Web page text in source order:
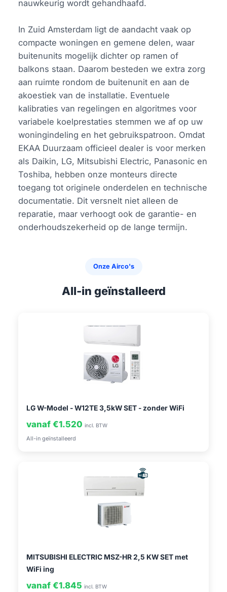
nauwkeurig wordt gehandhaafd.
In Zuid Amsterdam ligt de aandacht vaak op
compacte woningen en gemene delen, waar
buitenunits mogelijk dichter op ramen of
balkons staan. Daarom besteden we extra zorg
aan ruimte rondom de buitenunit en aan de
akoestiek van de installatie. Eventuele
kalibraties van regelingen en algoritmes voor
variabele koelprestaties stemmen we af op uw
woningindeling en het gebruikspatroon. Omdat
EKAA Duurzaam officieel dealer is voor merken
als Daikin, LG, Mitsubishi Electric, Panasonic en
Toshiba, hebben onze monteurs directe
toegang tot originele onderdelen en technische
documentatie. Dit versnelt niet alleen de
reparatie, maar verhoogt ook de garantie- en
onderhoudszekerheid op de lange termijn.
Onze Airco's
All-in geïnstalleerd
LG W-Model - W12TE 3,5kW SET - zonder WiFi
vanaf €1.520 incl. BTW
All-in geïnstalleerd
MITSUBISHI ELECTRIC MSZ-HR 2,5 KW SET met
WiFi ing
vanaf €1.845 incl. BTW